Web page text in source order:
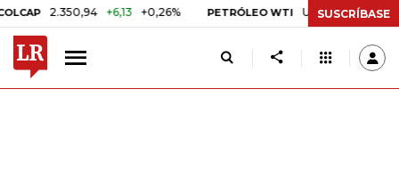
+6,13 +0,26% PETRÓLEO WTI US$ 78,01 US$ 2,92
SUSCRÍBASE